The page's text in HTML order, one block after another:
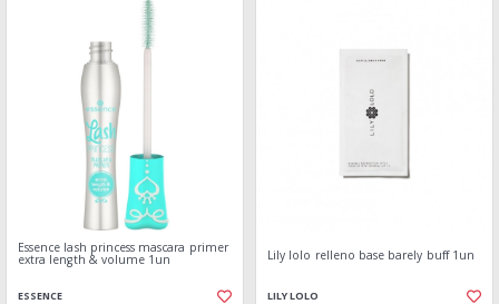
Essence lash princess mascara primer
extra length & volume 1un
ESSENCE
Lily lolo relleno base barely buff 1un
LILY LOLO